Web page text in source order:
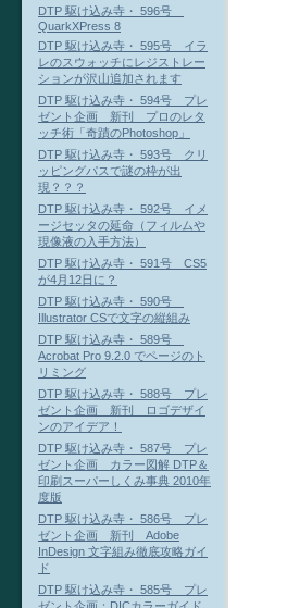
DTP 駆け込み寺・ 596号
QuarkXPress 8
DTP 駆け込み寺・ 595号 イラ
レのスウォッチにレジストレー
ションが沢山追加されます
DTP 駆け込み寺・ 594号 プレ
ゼント企画 新刊 プロのレタ
ッチ術「奇蹟のPhotoshop」
DTP 駆け込み寺・ 593号 クリ
ッピングパスで謎の枠が出
現？？？
DTP 駆け込み寺・ 592号 イメ
ージセッタの延命（フィルムや
現像液の入手方法）
DTP 駆け込み寺・ 591号 CS5
が4月12日に？
DTP 駆け込み寺・ 590号
Illustrator CSで文字の縦組み
DTP 駆け込み寺・ 589号
Acrobat Pro 9.2.0 でページのト
リミング
DTP 駆け込み寺・ 588号 プレ
ゼント企画 新刊 ロゴデザイ
ンのアイデア！
DTP 駆け込み寺・ 587号 プレ
ゼント企画 カラー図解 DTP＆
印刷スーパーしくみ事典 2010年
度版
DTP 駆け込み寺・ 586号 プレ
ゼント企画 新刊 Adobe
InDesign 文字組み徹底攻略ガイ
ド
DTP 駆け込み寺・ 585号 プレ